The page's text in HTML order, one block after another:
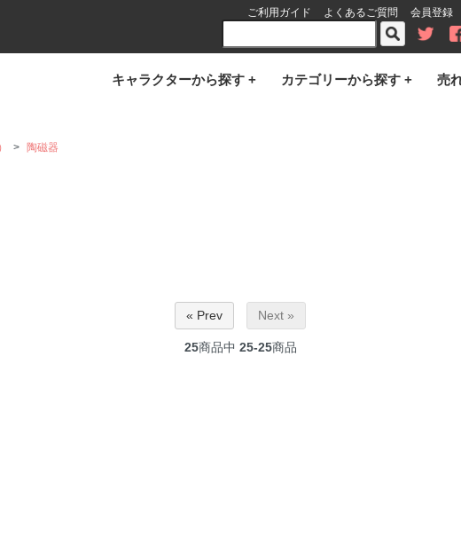
ご利用ガイド よくあるご質問 会員登録
キャラクターから探す + カテゴリーから探す + 売
> 陶磁器
« Prev Next »
25商品中 25-25商品